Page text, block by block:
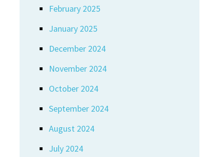
February 2025
January 2025
December 2024
November 2024
October 2024
September 2024
August 2024
July 2024